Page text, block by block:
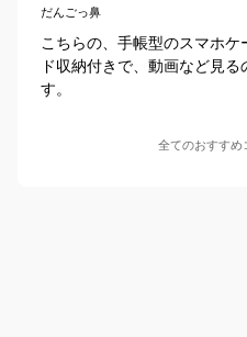
だんごっ鼻
こちらの、手帳型のスマホ
ド収納付きで、動画など見
す。
全てのおすすめ